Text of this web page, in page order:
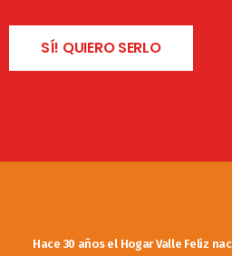
SÍ! QUIERO SERLO
Hace 30 años el Hogar Valle Feliz